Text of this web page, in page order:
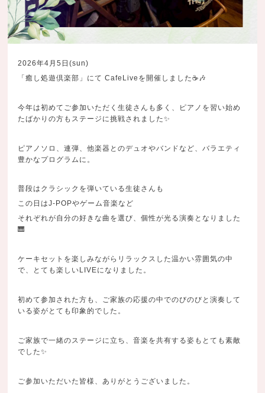
2026年4月5日(sun)
「癒し処遊倶楽部」にて CafeLiveを開催しました☕️🎶
今年は初めてご参加いただく生徒さんも多く、ピアノを習い始め
たばかりの方もステージに挑戦されました✨
ピアノソロ、連弾、他楽器とのデュオやバンドなど、バラエティ
豊かなプログラムに。
普段はクラシックを弾いている生徒さんも
この日はJ-POPやゲーム音楽など
それぞれが自分の好きな曲を選び、個性が光る演奏となりました
🎹
ケーキセットを楽しみながらリラックスした温かい雰囲気の中
で、とても楽しいLIVEになりました。
初めて参加された方も、ご家族の応援の中でのびのびと演奏して
いる姿がとても印象的でした。
ご家族で一緒のステージに立ち、音楽を共有する姿もとても素敵
でした✨
ご参加いただいた皆様、ありがとうございました。